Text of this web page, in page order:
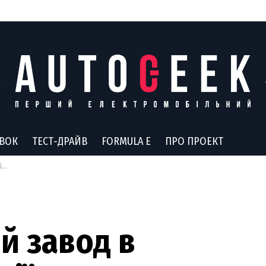
ТЕСТ-ДРАЙВ FORMULA E ПРО ПРОЕКТ
завод в